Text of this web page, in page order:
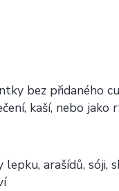
bez přidaného
kaší, nebo jako
arašídů, sóji,